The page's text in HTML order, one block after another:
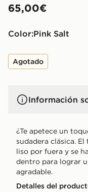
65,00€
Color: Pink Salt
Agotado
Información
¿Te apetece un
sudadera clásica.
liso por fuera y se
dentro para lograr
agradable.
Detalles del